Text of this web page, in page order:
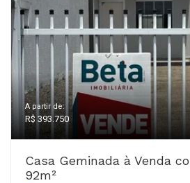
A partir de:
R$ 393.750
Casa Geminada à Venda
92m²